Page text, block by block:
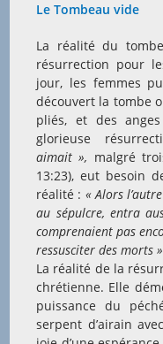
Le Tombeau vide
La réalité du
résurrection pour
jour, les femmes
découvert la tombe
pliés, et des
glorieuse
aimait », malgré
13:23), eut besoin
réalité : « Alors
au sépulcre, entra
comprenaient pas
ressusciter des morts »
La réalité de la
chrétienne. Elle
puissance du
serpent d’airain